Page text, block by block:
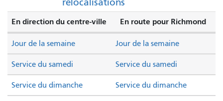
relocalisations
En direction du centre-ville En route pour Richmond
Service du samedi Service du samedi
Service du dimanche Service du dimanche
Jour de la semaine Jour de la semaine